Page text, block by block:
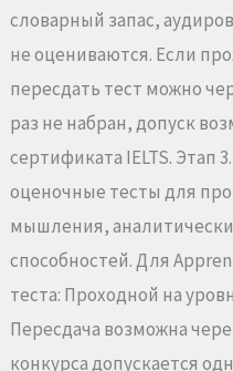
словарный запас,
не оцениваются. Если
пересдать тест можно
раз не набран, допуск
сертификата IELTS. Этап
оценочные тесты для
мышления,
способностей. Для
теста: Проходной на
Пересдача возможна
конкурса допускается